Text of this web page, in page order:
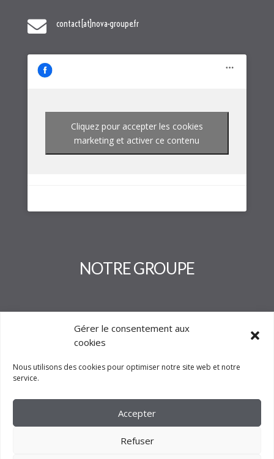
Gérer le consentement aux
cookies
Nous utilisons des cookies pour optimiser notre site web et notre
service.
Accepter
Refuser
 contact[at]nova-groupe.fr
Cliquez pour accepter les cookies
marketing et activer ce contenu
NOTRE GROUPE